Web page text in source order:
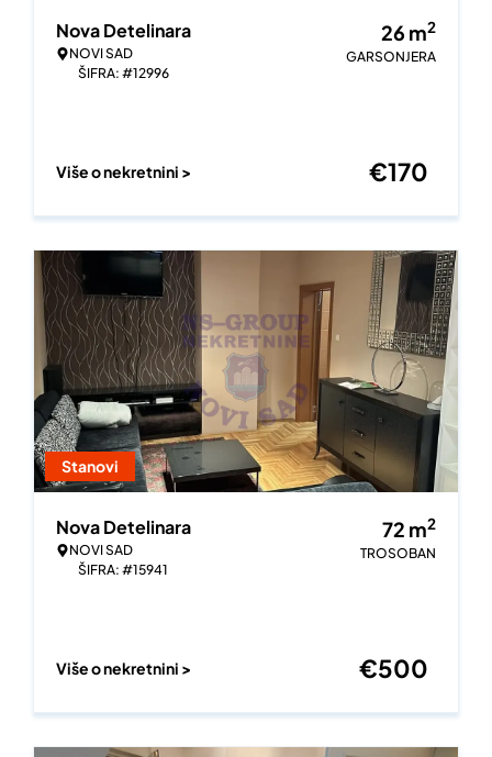
Nova Detelinara
NOVI SAD
ŠIFRA: #12996
26 m2
GARSONJERA
Više o nekretnini > €170
Stanovi
Nova Detelinara
NOVI SAD
ŠIFRA: #15941
72 m2
TROSOBAN
Više o nekretnini > €500